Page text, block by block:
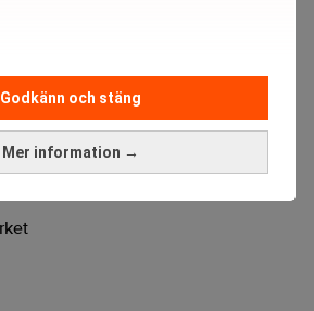
Mer information →
Godkänn och stäng